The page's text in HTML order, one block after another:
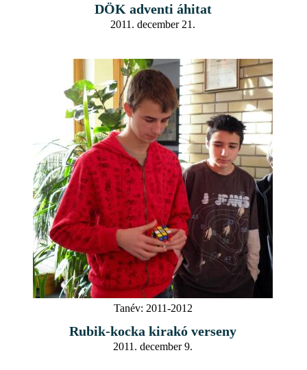
DÖK adventi áhitat
2011. december 21.
Tanév: 2011-2012
Rubik-kocka kirakó verseny
2011. december 9.